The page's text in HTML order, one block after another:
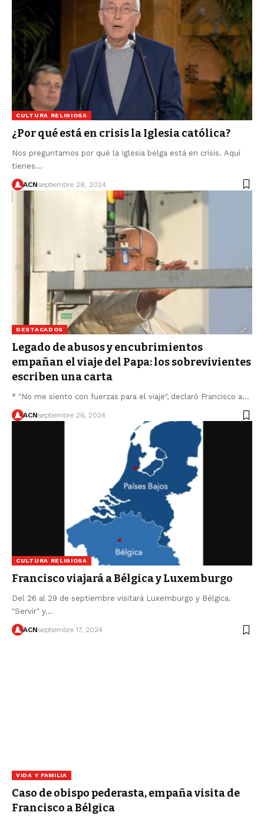
CULTURA RELIGIOSA
¿Por qué está en crisis la Iglesia católica?
Nos preguntamos por qué la Iglesia belga está en crisis. Aquí
tienes…
ACNseptiembre 28, 2024
DESTACADOS
Legado de abusos y encubrimientos
empañan el viaje del Papa: los sobrevivientes
escriben una carta
* "No me siento con fuerzas para el viaje", declaró Francisco a…
ACNseptiembre 26, 2024
CULTURA RELIGIOSA
Francisco viajará a Bélgica y Luxemburgo
Del 26 al 29 de septiembre visitará Luxemburgo y Bélgica.
"Servir" y…
ACNseptiembre 17, 2024
VIDA Y FAMILIA
Caso de obispo pederasta, empaña visita de
Francisco a Bélgica